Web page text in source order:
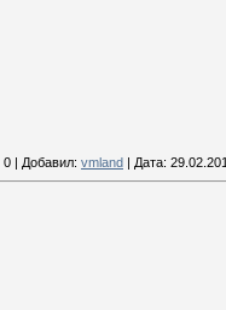
0 Добавил: vmland Дата: